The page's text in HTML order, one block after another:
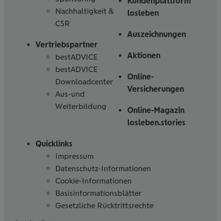
Nachhaltigkeit &
CSR
Vertriebspartner
bestADVICE
bestADVICE
Downloadcenter
Aus-und
Weiterbildung
losleben
Auszeichnungen
Aktionen
Online-
Versicherungen
Online-Magazin
losleben.stories
Quicklinks
Impressum
Datenschutz-Informationen
Cookie-Informationen
Basisinformationsblätter
Gesetzliche Rücktrittsrechte